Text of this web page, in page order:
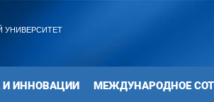
УНИВЕРСИТЕТ
И ИННОВАЦИИ МЕЖДУНАРОДНОЕ